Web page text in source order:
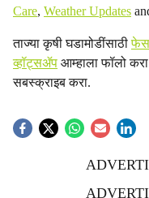
Care, Weather Updates
ताज्या कृषी घडामोडींसाठी
व्हॉट्सॲप आम्हाला फॉलो
सबस्क्राइब करा.